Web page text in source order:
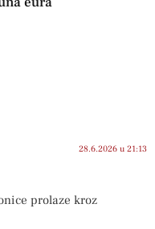
28.6.2026 u 21:13
prolaze kroz